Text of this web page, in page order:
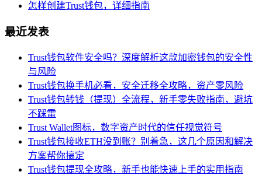
怎样创建Trust钱包，详细指南
最近发表
Trust钱包软件安全吗？深度解析这款加密钱包的安全性
与风险
Trust钱包换手机必看，安全迁移全攻略，资产零风险
Trust钱包转钱（提现）全流程，新手零失败指南，避坑
不踩雷
Trust Wallet图标，数字资产时代的信任视觉符号
Trust钱包接收ETH没到账？别着急，这几个原因和解决
方案帮你搞定
Trust钱包提现全攻略，新手也能快速上手的实用指南